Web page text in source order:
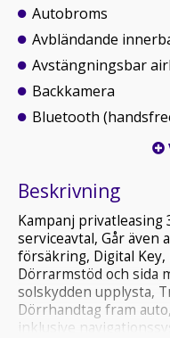
Autobroms
Avbländande
Avstängningsbar
Backkamera
Bluetooth
Beskrivning
Kampanj privatleasing
serviceavtal, Går även
försäkring, Digital
Dörrarmstöd och sida
solskydden upplysta,
Dörrhandtag fram
inklusive